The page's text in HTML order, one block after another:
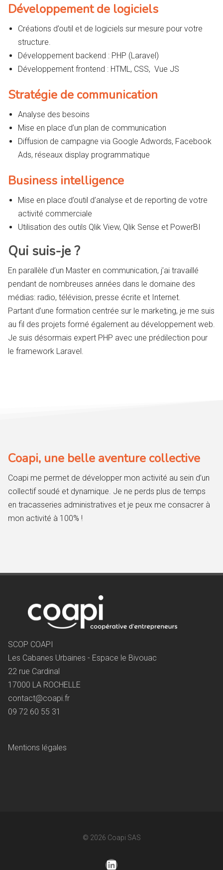
Développement de logiciels
Créations d’outil et de logiciels sur mesure pour votre
structure.
Développement backend : PHP (Laravel)
Développement frontend : HTML, CSS, Vue JS
Stratégie de communication
Analyse des besoins
Mise en place d’un plan de communication
Diffusion de campagne via Google Adwords, Facebook
Ads, réseaux display programmatique
Business intelligence
Mise en place d’outil d’analyse et de reporting de votre
activité commerciale
Utilisation des outils Qlik View, Qlik Sense et PowerBI
Qui suis-je ?
En parallèle d’un Master en communication, j’ai travaillé
pendant de nombreuses années dans le domaine des
médias: radio, télévision, presse écrite et Internet.
Partant d’une formation centrée sur le marketing, je me suis
au fil des projets formé également au développement web.
Je suis désormais expert PHP avec une prédilection pour
le framework Laravel.
Coapi, une belle aventure collective
Coapi me permet de développer mon activité au sein d’un
collectif soudé et dynamique. Je ne perds plus de temps
en tracasseries administratives et je peux me consacrer à
mon activité à 100% !
SCOP COAPI
Les Cabanes Urbaines - Espace le Bivouac
22 rue Cardinal
17000 LA ROCHELLE
contact@coapi.fr
09 72 60 55 31
Mentions légales
© 2026 Coapi SAS
LinkedIn